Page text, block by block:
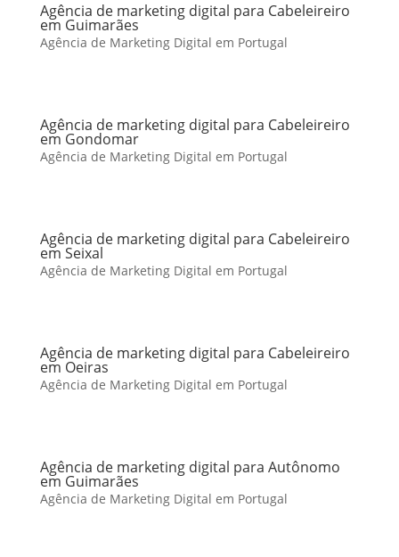
Agência de marketing digital para Cabeleireiro
em Guimarães
Agência de Marketing Digital em Portugal
Agência de marketing digital para Cabeleireiro
em Gondomar
Agência de Marketing Digital em Portugal
Agência de marketing digital para Cabeleireiro
em Seixal
Agência de Marketing Digital em Portugal
Agência de marketing digital para Cabeleireiro
em Oeiras
Agência de Marketing Digital em Portugal
Agência de marketing digital para Autônomo
em Guimarães
Agência de Marketing Digital em Portugal